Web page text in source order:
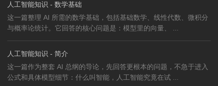
人工智能知识 - 数学基础
这一篇整理 AI 所需的数学基础，包括基础数学、线性代数、微积分
与概率论统计。它回答的核心问题是：模型里的向量、 ...
人工智能知识 - 简介
这一篇作为整套 AI 总纲的导论，先回答更根本的问题，不急于进入
公式和具体模型细节：什么叫智能，人工智能究竟在试 ...